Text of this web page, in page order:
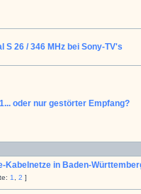
S 26 / 346 MHz bei Sony-TV's
oder nur gestörter Empfang?
Kabelnetze in Baden-
1 2 ]